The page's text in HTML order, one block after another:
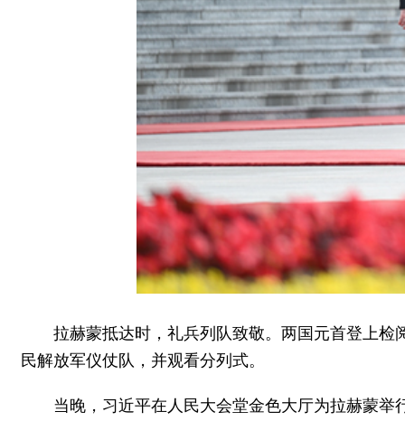
拉赫蒙抵达时，礼兵列队致敬。两国元首登上
民解放军仪仗队，并观看分列式。
当晚，习近平在人民大会堂金色大厅为拉赫蒙举